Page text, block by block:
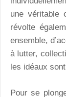
une véritable
révolte
ensemble,
à lutter,
les idéaux
Pour se